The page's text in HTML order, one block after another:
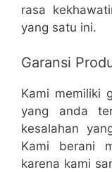
rasa
yang satu ini.
Garansi
Kami memiliki
yang anda
kesalahan
Kami berani
karena kami